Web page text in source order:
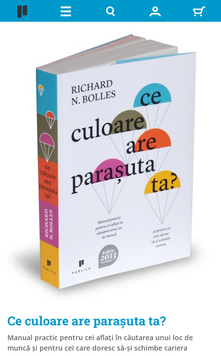
Ce culoare are parașuta ta?
Manual practic pentru cei aflați în căutarea unui loc de
muncă și pentru cei care doresc să-și schimbe cariera